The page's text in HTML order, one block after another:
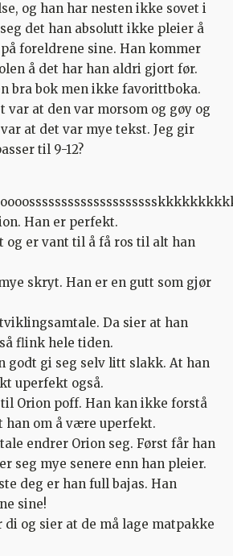
og han har nesten ikke sovet i
det han absolutt ikke pleier å
foreldrene sine. Han kommer
å det har han aldri gjort før.
bra bok men ikke favorittboka.
var at den var morsom og gøy og
at det var mye tekst. Jeg gir
til 9-12?
Han er perfekt.
og er vant til å få ros til alt han
skryt. Han er en gutt som gjør
Da sier at han
flink hele tiden.
godt gi seg selv litt slakk. At han
uperfekt også.
Orion poff. Han kan ikke forstå
han om å være uperfekt.
endrer Orion seg. Først får han
seg mye senere enn han pleier.
deg er han full bajas. Han
sine!
og sier at de må lage matpakke